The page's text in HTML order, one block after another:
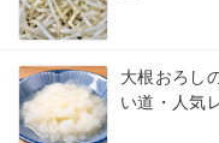
大根おろし
い道・人気